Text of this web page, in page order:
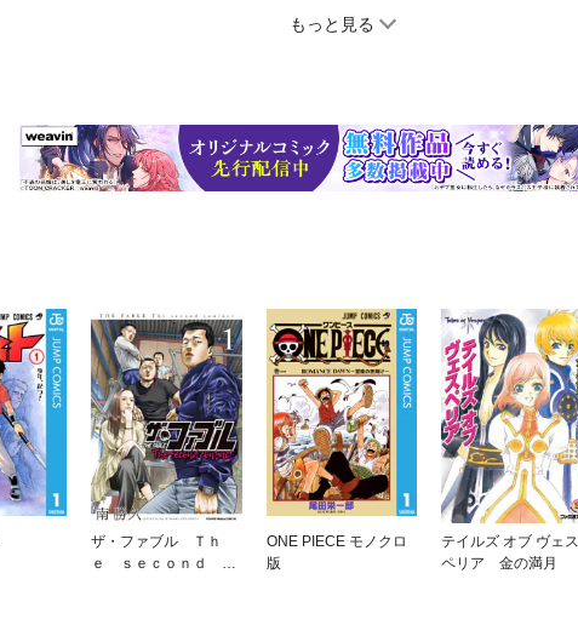
もっと見る
ザ・ファブル Ｔｈ
ｅ ｓｅｃｏｎｄ ｃ
ONE PIECE モノクロ
版
テイルズ オブ ヴェス
ペリア 金の満月